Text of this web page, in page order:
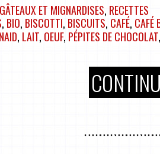
ET MIGNARDISES, RECETTES
, BIO, BISCOTTI, BISCUITS, CAFÉ, CAFÉ
, LAIT, OEUF, PÉPITES DE CHOCOLAT